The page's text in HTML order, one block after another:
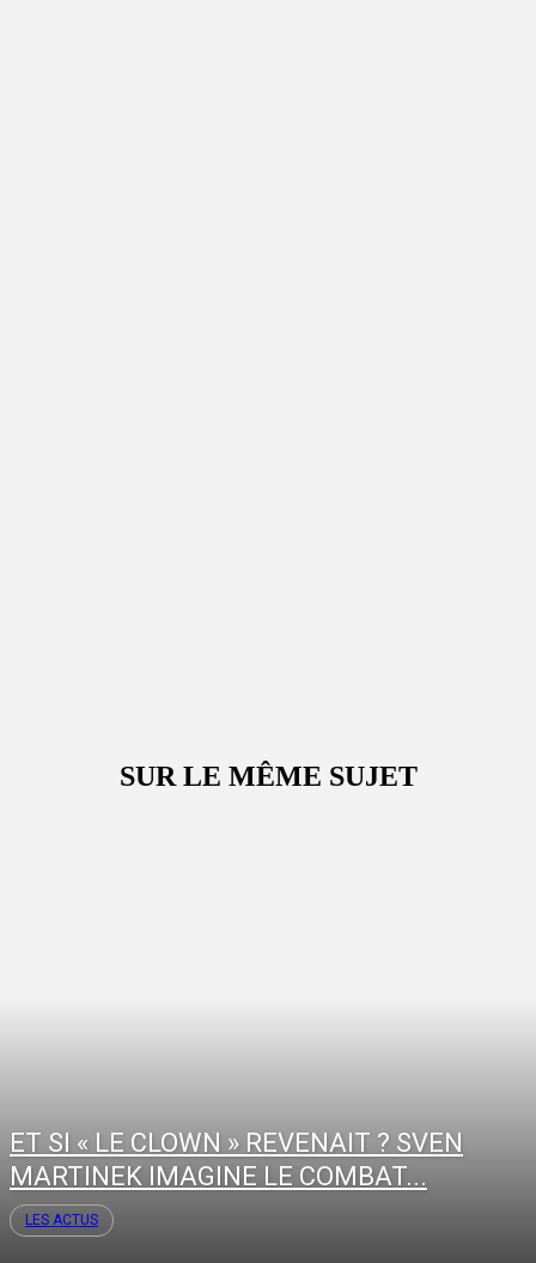
SUR LE MÊME SUJET
ET SI « LE CLOWN » REVENAIT ? SVEN
MARTINEK IMAGINE LE COMBAT...
LES ACTUS